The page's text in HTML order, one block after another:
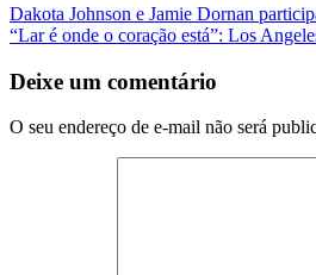
Navegação
da
Postagem
Dakota Johnson e Jamie Dornan
“Lar é onde o coração está”: Los
Deixe um comentário
O seu endereço de e-mail não será